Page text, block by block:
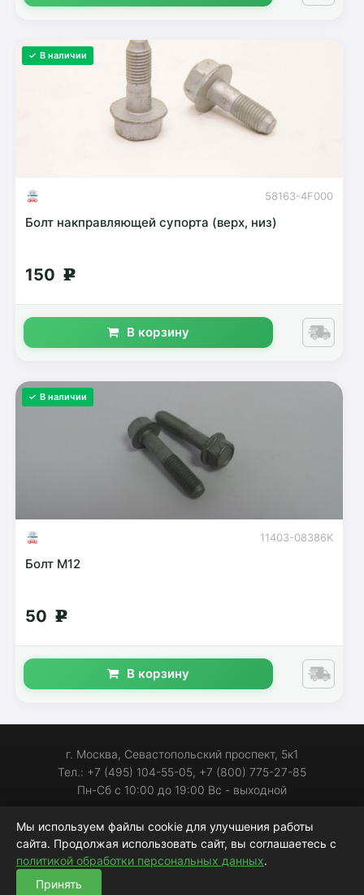
✓ В наличии
58163-4F000
Болт накправляющей супорта (верх, низ)
150 g
В корзину
✓ В наличии
11403-08386K
Болт М12
50 g
В корзину
г. Москва, Севастопольский проспект, 5к1
Тел.: +7 (495) 104-55-05, +7 (800) 775-27-85
Пн-Сб с 10:00 до 19:00 Вс - выходной
С 2006 года на рынке автозапчастей
Индекс качества сайта (ИКС): 240
Мы используем файлы cookie для улучшения работы
сайта. Продолжая использовать сайт, вы соглашаетесь с
политикой обработки персональных данных.
Принять